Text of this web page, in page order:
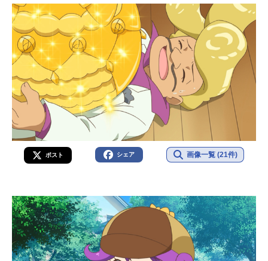
ポスト シェア 画像一覧 (21件)